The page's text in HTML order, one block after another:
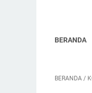
BERANDA
BERANDA /